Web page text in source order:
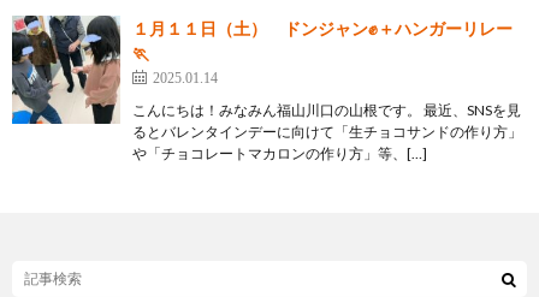
１月１１日（土） ドンジャン✊＋ハンガーリレー
🏃
2025.01.14
こんにちは！みなみん福山川口の山根です。 最近、SNSを見
るとバレンタインデーに向けて「生チョコサンドの作り方」
や「チョコレートマカロンの作り方」等、[…]